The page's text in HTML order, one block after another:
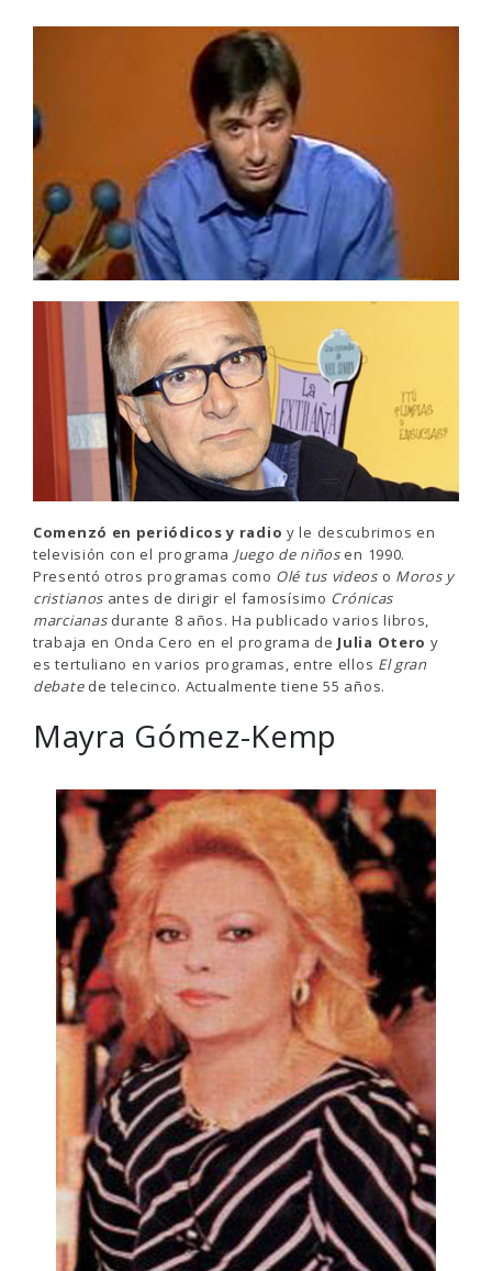
Comenzó en periódicos y radio y le descubrimos en
televisión con el programa Juego de niñosen 1990.
Presentó otros programas como Olé tus videoso Moros y
cristianos antes de dirigir el famosísimo Crónicas
marcianasdurante 8 años. Ha publicado varios libros,
trabaja en Onda Cero en el programa de Julia Otero y
es tertuliano en varios programas, entre ellos El gran
debatede telecinco. Actualmente tiene 55 años.
Mayra Gómez-Kemp